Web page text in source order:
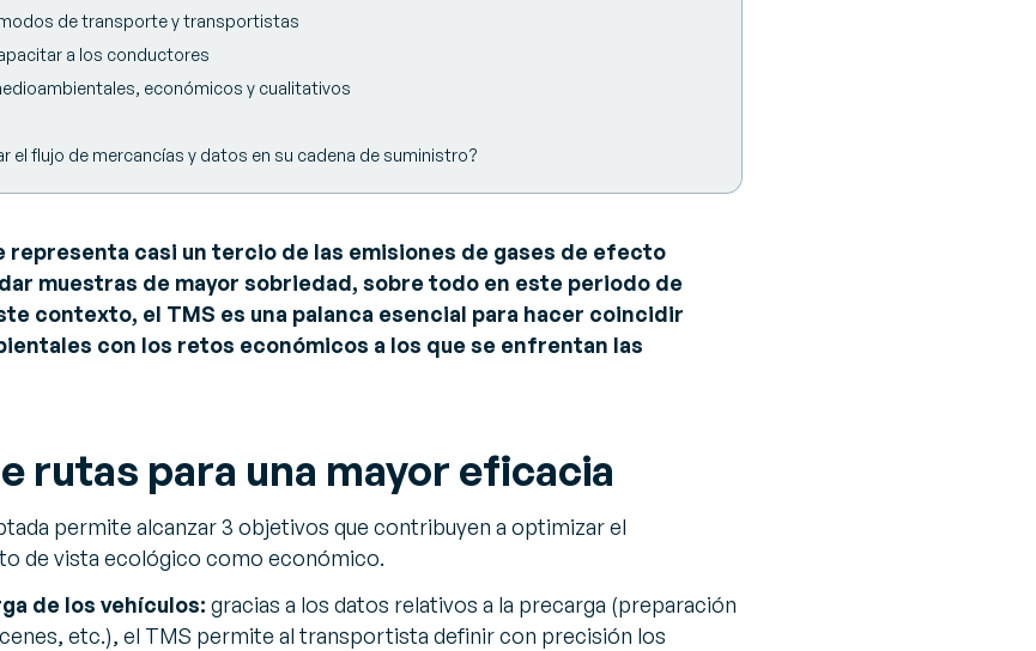
de transporte y transportistas
a los conductores
económicos y cualitativos
el flujo de mercancías y datos en su cadena de suministro?
casi un tercio de las emisiones de gases de efecto
muestras de mayor sobriedad, sobre todo en este periodo de
contexto, el TMS es una palanca esencial para hacer coincidir
con los retos económicos a los que se enfrentan las
rutas para una mayor eficacia
permite alcanzar 3 objetivos que contribuyen a optimizar el
de vista ecológico como económico.
de los vehículos: gracias a los datos relativos a la precarga (preparación
etc.), el TMS permite al transportista definir con precisión los